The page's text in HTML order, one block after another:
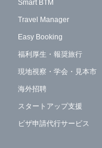
Smart BTM
Travel Manager
Easy Booking
福利厚生・報奨旅行
現地視察・学会・見本市
海外招聘
スタートアップ支援
ビザ申請代行サービス